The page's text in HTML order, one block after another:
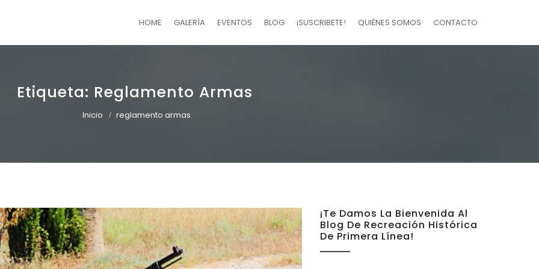
HOME GALERÍA EVENTOS BLOG ¡SUSCRIBETE! QUIÉNES SOMOS CONTACTO
Etiqueta: Reglamento Armas
Inicio reglamento armas
¡Te Damos La Bienvenida Al
Blog De Recreación Histórica
De Primera Línea!